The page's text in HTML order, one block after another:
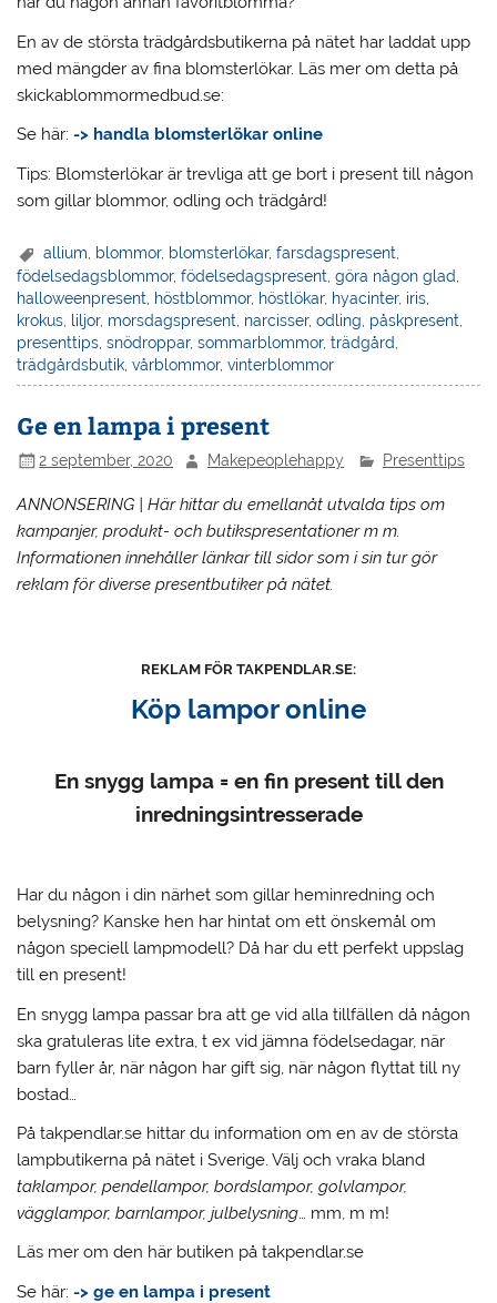
En av de största trädgårdsbutikerna på nätet har laddat upp
med mängder av fina blomsterlökar. Läs mer om detta på
skickablommormedbud.se:
Se här:-> handla blomsterlökar online
Tips: Blomsterlökar är trevliga att ge bort i present till någon
som gillar blommor, odling och trädgård!
allium blommor, blomsterlökar,farsdagspresent
födelsedagsblommor,födelsedagspresent ,göra någon glad
halloweenpresent
höstblommor, höstlökar, hyacinter, iris
krokus liljor, morsdagspresent narcisser,odling påskpresent
presenttips ,snödroppar,sommarblommor,trädgård
trädgårdsbutik ,vårblommor,vinterblommor
Ge en lampa i present
2 september, 2020 Makepeoplehappy Presenttips
ANNONSERING | Här hittar du emellanåt utvalda tips om
kampanjer, produkt- och butikspresentationer m m.
Informationen innehåller länkar till sidor som i sin tur gör
reklam för diverse presentbutiker på nätet.
REKLAM FÖR TAKPENDLAR.SE:
Köp lampor online
En snygg lampa = en fin present till den
inredningsintresserade
Har du någon i din närhet som gillar heminredning och
belysning? Kanske hen har hintat om ett önskemål om
någon speciell lampmodell? Då har du ett perfekt uppslag
till en present!
En snygg lampa passar bra att ge vid alla tillfällen då någon
ska gratuleras lite extra, t ex vid jämna födelsedagar, när
barn fyller år, när någon har gift sig, när någon flyttat till ny
bostad…
På takpendlar.se hittar du information om en av de största
lampbutikerna på nätet i Sverige. Välj och vraka bland
taklampor, pendellampor, bordslampor, golvlampor,
vägglampor, barnlampor, julbelysning… mm, m m!
Läs mer om den här butiken på takpendlar.se
Se här:-> ge en lampa i present